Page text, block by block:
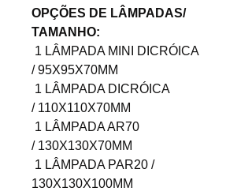
OPÇÕES DE LÂMPADAS/
TAMANHO:
1 LÂMPADA MINI DICRÓICA
/ 95X95X70MM
1 LÂMPADA DICRÓICA
/ 110X110X70MM
1 LÂMPADA AR70
/ 130X130X70MM
1 LÂMPADA PAR20 /
130X130X100MM